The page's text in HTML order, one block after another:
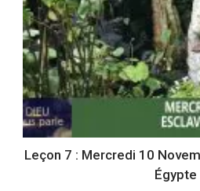
Leçon 7 : Mercredi 10
Égypte